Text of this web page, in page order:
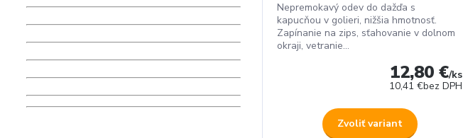
Nepremokavý odev do dažďa s
kapucňou v golieri, nižšia hmotnosť.
Zapínanie na zips, sťahovanie v dolnom
okraji, vetranie...
12,80 €/ks
10,41 €bez DPH
Zvoliť variant